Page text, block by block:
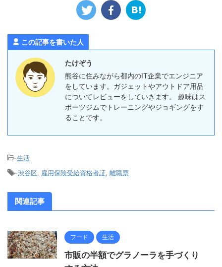
この記事を書いた人
たけぞう
熊谷に住みながら都内のIT企業でエンジニア
をしています。ガジェットやアウトドア用品
についてレビューをしていきます。 趣味はス
ポーツジムでトレーニングやジョギングをす
ることです。
-生活
-渋谷区, 雇用保険受給資格者証, 離職票
関連記事
フード 生活
市販の半額でグラノーラを手づくり